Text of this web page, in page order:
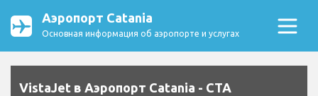
Аэропорт Catania
Основная информация об аэропорте и услугах
VistaJet в Аэропорт Catania - CTA